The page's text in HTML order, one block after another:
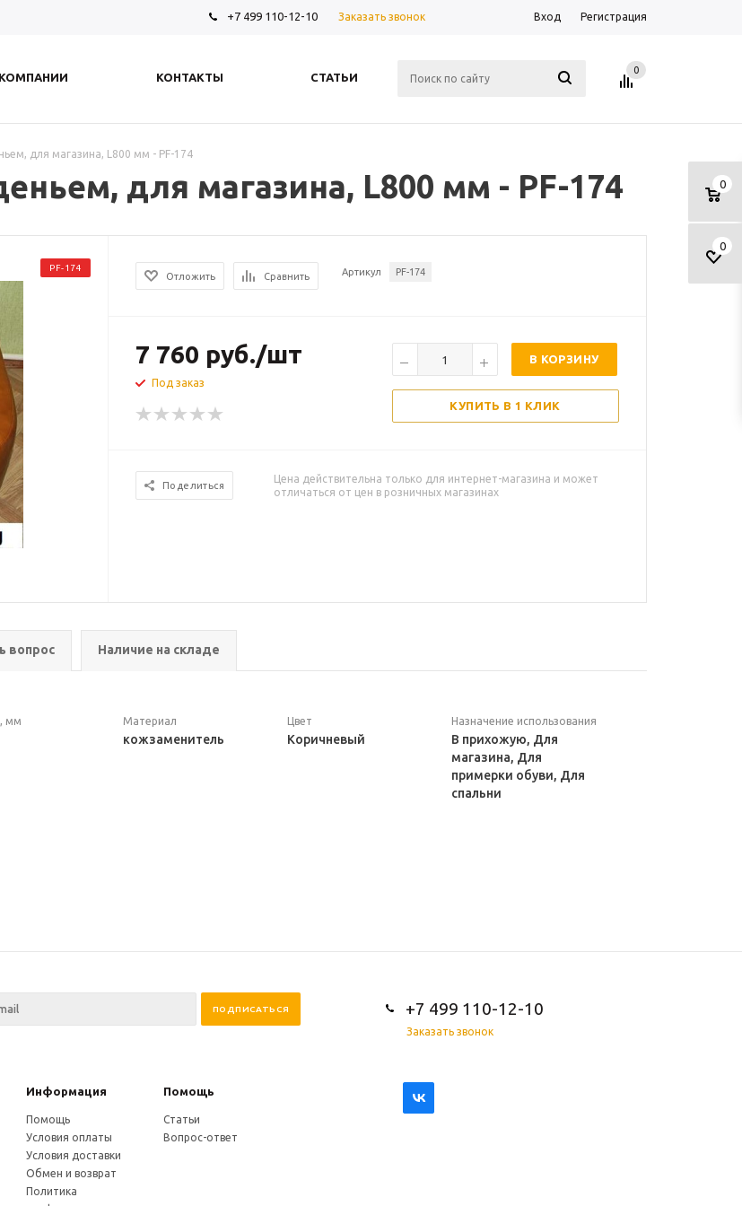
+7 499 110-12-10 Заказать звонок Вход Регистрация
КОНТАКТЫ СТАТЬИ
0
0
0
для магазина, L800 мм - PF-174
для магазина, L800 мм - PF-174
PF-174
Отложить Сравнить Артикул PF-174
7 760 руб./шт
Под заказ
В КОРЗИНУ
КУПИТЬ В 1 КЛИК
Поделиться
Цена действительна только для интернет-магазина и может
отличаться от цен в розничных магазинах
вопрос Наличие на складе
мм Материал
кожзаменитель
Цвет
Коричневый
Назначение использования
В прихожую, Для
магазина, Для
примерки обуви, Для
спальни
+7 499 110-12-10
Заказать звонок
Информация Помощь
Помощь
Условия оплаты
Условия доставки
Обмен и возврат
Политика
Статьи
Вопрос-ответ